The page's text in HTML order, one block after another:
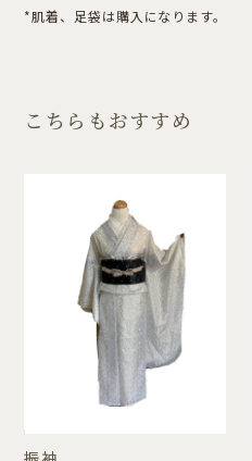
*肌着、足袋は購入になります。
こちらもおすすめ